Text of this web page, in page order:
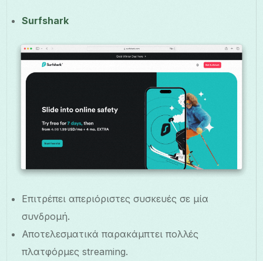
Surfshark
Επιτρέπει απεριόριστες συσκευές σε μία
συνδρομή.
Αποτελεσματικά παρακάμπτει πολλές
πλατφόρμες streaming.